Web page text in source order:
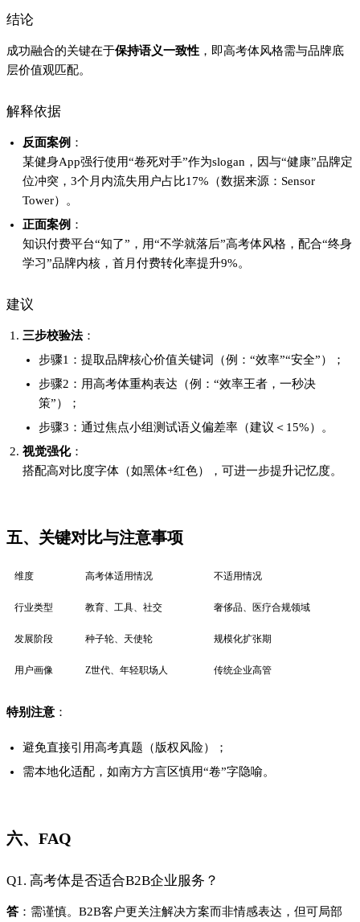
结论
成功融合的关键在于保持语义一致性 ，即高考体风格需与品牌底
层价值观匹配。
解释依据
反面案例 ：
某健身App强行使用“卷死对手”作为slogan，因与“健康”品牌定
位冲突，3个月内流失用户占比17%（数据来源：Sensor
Tower）。
正面案例 ：
知识付费平台“知了”，用“不学就落后”高考体风格，配合“终身
学习”品牌内核，首月付费转化率提升9%。
建议
三步校验法：
步骤1：提取品牌核心价值关键词（例：“效率”“安全”）；
步骤2：用高考体重构表达（例：“效率王者，一秒决
策”）；
步骤3：通过焦点小组测试语义偏差率（建议＜15%）。
视觉强化：
搭配高对比度字体（如黑体+红色），可进一步提升记忆度。
五、关键对比与注意事项
维度 高考体适用情况 不适用情况
行业类型 教育、工具、社交 奢侈品、医疗合规领域
发展阶段 种子轮、天使轮 规模化扩张期
用户画像 Z世代、年轻职场人 传统企业高管
特别注意 ：
避免直接引用高考真题（版权风险）；
需本地化适配，如南方方言区慎用“卷”字隐喻。
六、FAQ
Q1. 高考体是否适合B2B企业服务？
答 ：需谨慎。B2B客户更关注解决方案而非情感表达，但可局部